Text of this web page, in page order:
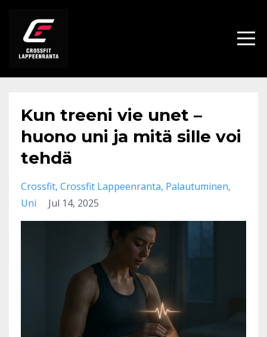
Kun treeni vie unet –
huono uni ja mitä sille voi
tehdä
Crossfit Crossfit Lappeenranta Palautuminen
Uni
Jul 14, 2025